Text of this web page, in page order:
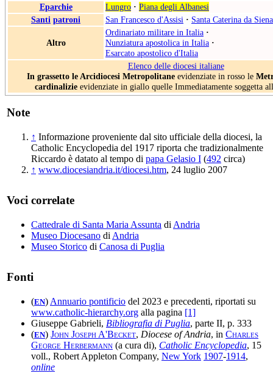
Eparchie
Lungro · Piana degli Albanesi
Santi patroni San Francesco d'Assisi · Santa Caterina da Siena
Altro
Ordinariato militare in Italia ·
Nunziatura apostolica in Italia ·
Esarcato apostolico d'Italia
Elenco delle diocesi italiane
In grassetto le Arcidiocesi Metropolitane evidenziate in rosso le
cardinalizieevidenziate in giallo quelle Immediatamente soggetta
Note
↑ Informazione proveniente dal sito ufficiale della diocesi, la
Catholic Encyclopedia del 1917 riporta che tradizionalmente
Riccardo è datato al tempo di papa Gelasio I (492 circa)
↑ www.diocesiandria.it/diocesi.htm, 24 luglio 2007
Voci correlate
Cattedrale di Santa Maria Assunta di Andria
Museo Diocesano di Andria
Museo Storico di Canosa di Puglia
Fonti
(EN) Annuario pontificio del 2023 e precedenti, riportati su
www.catholic-hierarchy.org alla pagina [1]
Giuseppe Gabrieli, Bibliografia di Puglia, parte II, p. 333
(EN) John Joseph A'Becket, Diocese of Andria, in Charles
George Herbermann (a cura di), Catholic Encyclopedia, 15
voll., Robert Appleton Company, New York 1907-1914,
online